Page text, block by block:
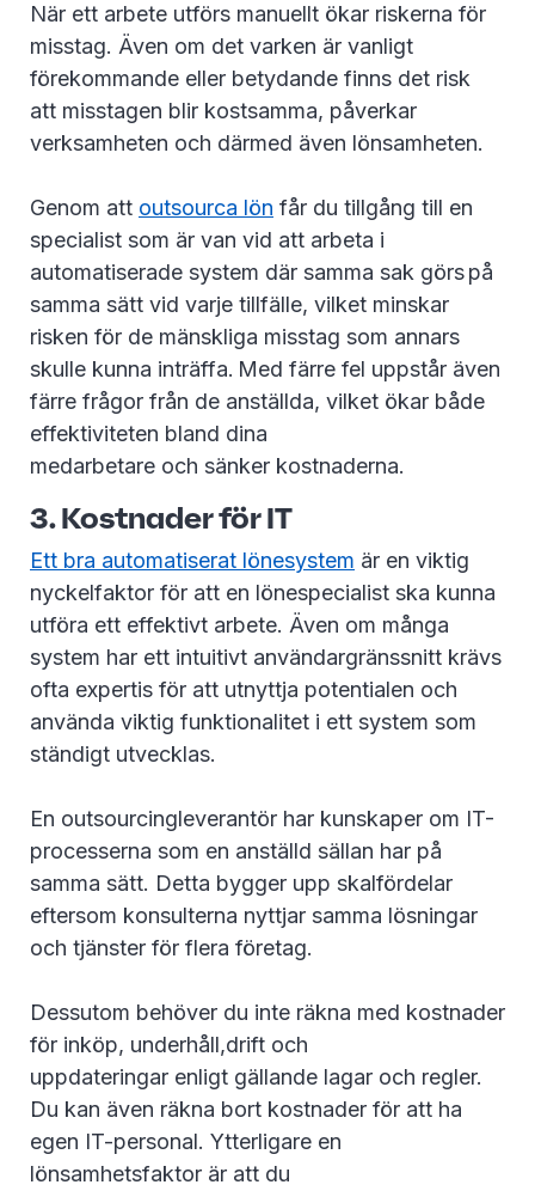
När ett arbete utförs manuellt ökar riskerna för
misstag. Även om det varken är vanligt
förekommande eller betydande finns det risk
att misstagen blir kostsamma, påverkar
verksamheten och därmed även lönsamheten.
Genom att outsourca lön får du tillgång till en
specialist som är van vid att arbeta i
automatiserade system där samma sak görs på
samma sätt vid varje tillfälle, vilket minskar
risken för de mänskliga misstag som annars
skulle kunna inträffa. Med färre fel uppstår även
färre frågor från de anställda, vilket ökar både
effektiviteten bland dina
medarbetare och sänker kostnaderna.
3. Kostnader för IT
Ett bra automatiserat lönesystem är en viktig
nyckelfaktor för att en lönespecialist ska kunna
utföra ett effektivt arbete. Även om många
system har ett intuitivt användargränssnitt krävs
ofta expertis för att utnyttja potentialen och
använda viktig funktionalitet i ett system som
ständigt utvecklas.
En outsourcingleverantör har kunskaper om IT-
processerna som en anställd sällan har på
samma sätt. Detta bygger upp skalfördelar
eftersom konsulterna nyttjar samma lösningar
och tjänster för flera företag.
Dessutom behöver du inte räkna med kostnader
för inköp, underhåll,drift och
uppdateringar enligt gällande lagar och regler.
Du kan även räkna bort kostnader för att ha
egen IT-personal. Ytterligare en
lönsamhetsfaktor är att du